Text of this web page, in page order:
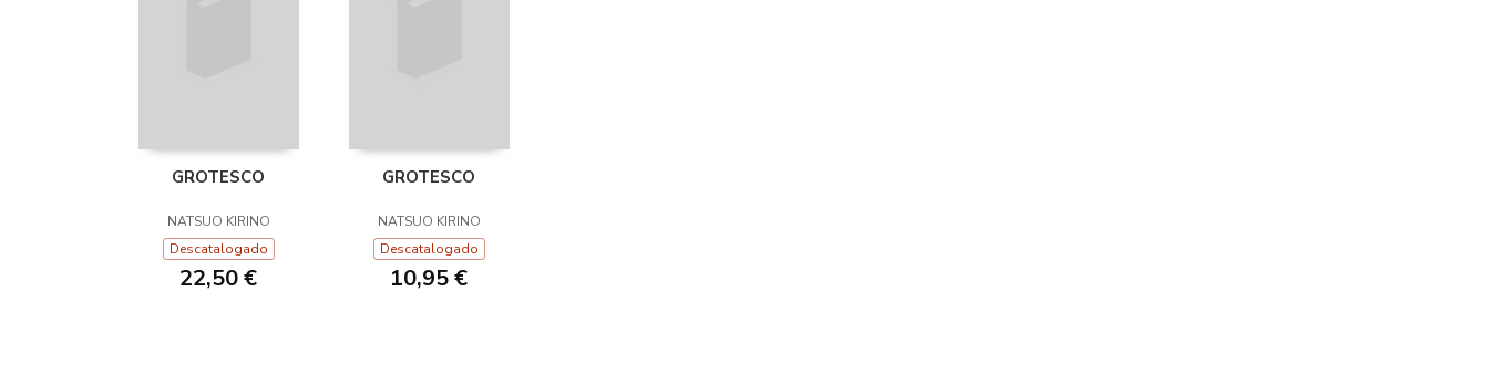
GROTESCO
NATSUO KIRINO
Descatalogado
22,50 €
GROTESCO
NATSUO KIRINO
Descatalogado
10,95 €